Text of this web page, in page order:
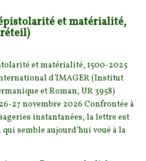
et matérialité,
et matérialité, 1500-2025
d’IMAGER (Institut
et Roman, UR 3958)
27 novembre 2026 Confrontée à
instantanées, la lettre est
semble aujourd’hui voué à la